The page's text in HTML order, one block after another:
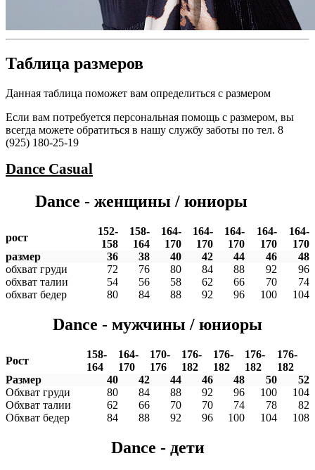
Таблица размеров
Данная таблица поможет вам определиться с размером
Если вам потребуется персональная помощь с размером, вы
всегда можете обратиться в нашу службу заботы по тел. 8
(925) 180-25-19
Dance Casual
Dance - женщины / юниоры
рост
152-
158
158-
164
164-
170
164-
170
164-
170
164-
170
164-
170
размер
36 38 40 42 44 46
48
обхват груди
72 76 80 84 88 92
96
обхват талии
54 56 58 62 66 70
74
обхват бедер
80 84 88 92 96 100 104
Dance - мужчины / юниоры
Рост
158-
164
164-
170
170-
176
176-
182
176-
182
176-
182
176-
182
Размер
40 42 44 46 48 50
52
Обхват груди
80 84 88 92 96 100
104
Обхват талии
62 66 70 70 74 78
82
Обхват бедер
84 88 92 96 100 104 108
Dance - дети